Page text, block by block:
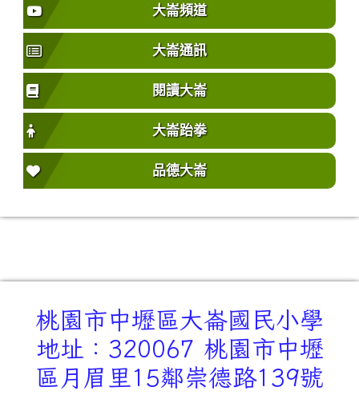
大崙頻道
大崙通訊
閱讀大崙
大崙跆拳
品德大崙
桃園市中壢區大崙國民小學
地址：320067 桃園市中壢
區月眉里15鄰崇德路139號